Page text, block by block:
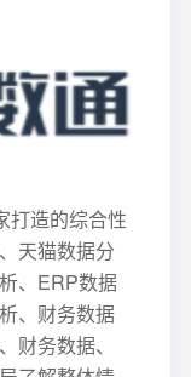
打造的综合性
天猫数据分
、ERP数据
、财务数据
财务数据、